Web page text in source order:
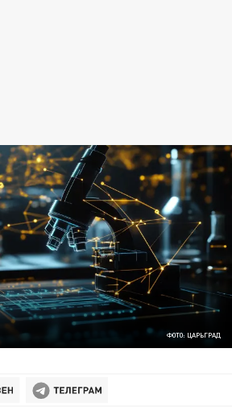
ФОТО: ЦАРЬГРАД